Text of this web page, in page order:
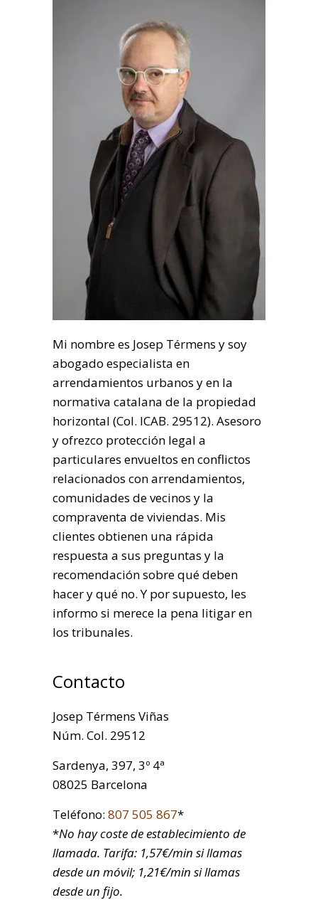
Mi nombre es Josep Térmens y soy
abogado especialista en
arrendamientos urbanos y en la
normativa catalana de la propiedad
horizontal (Col. ICAB. 29512). Asesoro
y ofrezco protección legal a
particulares envueltos en conflictos
relacionados con arrendamientos,
comunidades de vecinos y la
compraventa de viviendas. Mis
clientes obtienen una rápida
respuesta a sus preguntas y la
recomendación sobre qué deben
hacer y qué no. Y por supuesto, les
informo si merece la pena litigar en
los tribunales.
Contacto
Josep Térmens Viñas
Núm. Col. 29512
Sardenya, 397, 3º 4ª
08025 Barcelona
Teléfono: 807 505 867*
*No hay coste de establecimiento de
llamada. Tarifa: 1,57€/min si llamas
desde un móvil; 1,21€/min si llamas
desde un fijo.